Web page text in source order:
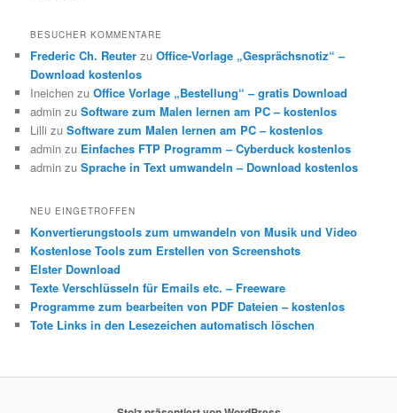
BESUCHER KOMMENTARE
Frederic Ch. Reuter zuOffice-Vorlage „Gesprächsnotiz“ –
Download kostenlos
Ineichen zuOffice Vorlage „Bestellung“ – gratis Download
admin zuSoftware zum Malen lernen am PC – kostenlos
Lilli zuSoftware zum Malen lernen am PC – kostenlos
admin zu Einfaches FTP Programm – Cyberduck kostenlos
admin zuSprache in Text umwandeln – Download kostenlos
NEU EINGETROFFEN
Konvertierungstools zum umwandeln von Musik und Video
Kostenlose Tools zum Erstellen von Screenshots
Elster Download
Texte Verschlüsseln für Emails etc. – Freeware
Programme zum bearbeiten von PDF Dateien – kostenlos
Tote Links in den Lesezeichen automatisch löschen